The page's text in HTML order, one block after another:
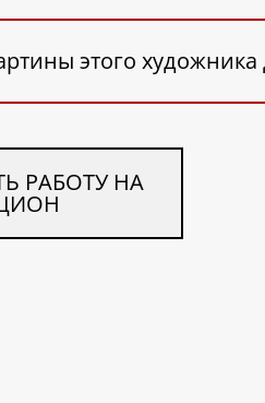
этого
РАБОТУ НА